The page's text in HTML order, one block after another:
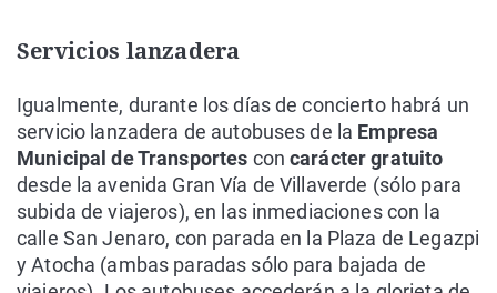
Servicios lanzadera
Igualmente, durante los días de concierto habrá un
servicio lanzadera de autobuses de la Empresa
Municipal de Transportes concarácter gratuito
desde la avenida Gran Vía de Villaverde (sólo para
subida de viajeros), en las inmediaciones con la
calle San Jenaro, con parada en la Plaza de Legazpi
y Atocha (ambas paradas sólo para bajada de